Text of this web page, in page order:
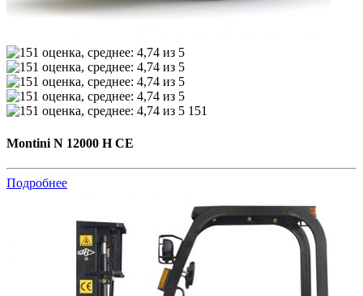
151
Montini N 12000 H CE
Подробнее